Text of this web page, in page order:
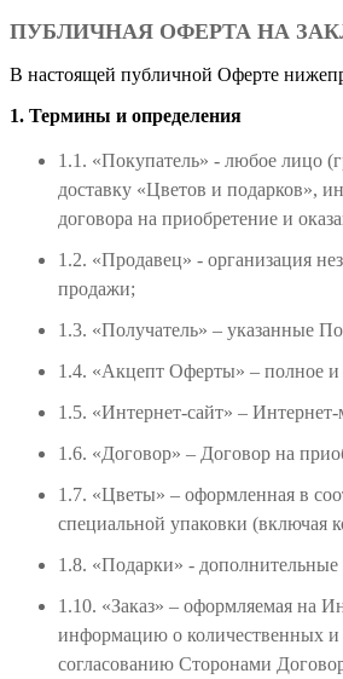
ПУБЛИЧНАЯ ОФЕРТА НА
В настоящей публичной Оферте
1. Термины и определения
1.1. «Покупатель» - любое лицо
доставку «Цветов и подарков»,
договора на приобретение и
1.2. «Продавец» - организация
продажи;
1.3. «Получатель» – указанные
1.4. «Акцепт Оферты» – полное и
1.5. «Интернет-сайт» –
1.6. «Договор» – Договор на
1.7. «Цветы» – оформленная в
специальной упаковки (включая
1.8. «Подарки» -
1.10. «Заказ» – оформляемая на
информацию о количественных и
согласованию Сторонами